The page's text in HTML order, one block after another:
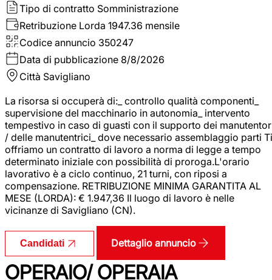
Tipo di contratto Somministrazione
Retribuzione Lorda 1947.36 mensile
Codice annuncio 350247
Data di pubblicazione 8/8/2026
Città Savigliano
La risorsa si occuperà di:_ controllo qualità componenti_
supervisione del macchinario in autonomia_ intervento
tempestivo in caso di guasti con il supporto dei
/ delle manutentrici_ dove necessario assemblaggio parti Ti
offriamo un contratto di lavoro a norma di legge a tempo
determinato iniziale con possibilità di proroga.L'orario
lavorativo è a ciclo continuo, 21 turni, con riposi a
compensazione. RETRIBUZIONE MINIMA GARANTITA AL
MESE (LORDA): € 1.947,36 Il luogo di lavoro è nelle
vicinanze di Savigliano (CN).
Candidati Dettaglio annuncio
OPERAIO/ OPERAIA